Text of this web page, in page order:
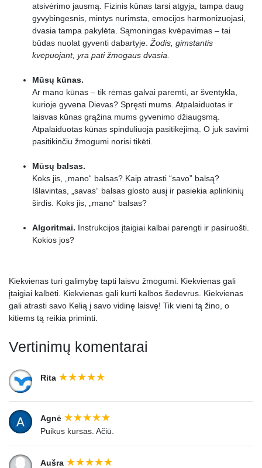
atsivėrimo jausmą. Fizinis kūnas tarsi atgyja, tampa daug
gyvybingesnis, mintys nurimsta, emocijos harmonizuojasi,
dvasia tampa pakylėta. Sąmoningas kvėpavimas – tai
būdas nuolat gyventi dabartyje. Žodis, gimstantis
kvėpuojant, yra pati žmogaus dvasia.
Mūsų kūnas.
Ar mano kūnas – tik rėmas galvai paremti, ar šventykla,
kurioje gyvena Dievas? Spręsti mums. Atpalaiduotas ir
laisvas kūnas grąžina mums gyvenimo džiaugsmą.
Atpalaiduotas kūnas spinduliuoja pasitikėjimą. O juk savimi
pasitikinčiu žmogumi norisi tikėti.
Mūsų balsas.
Koks jis, „mano“ balsas? Kaip atrasti “savo” balsą?
Išlavintas, „savas“ balsas glosto ausį ir pasiekia aplinkinių
širdis. Koks jis, „mano“ balsas?
Algoritmai. Instrukcijos įtaigiai kalbai parengti ir pasiruošti.
Kokios jos?
Kiekvienas turi galimybę tapti laisvu žmogumi. Kiekvienas gali
įtaigiai kalbėti. Kiekvienas gali kurti kalbos šedevrus. Kiekvienas
gali atrasti savo Kelią į savo vidinę laisvę! Tik vieni tą žino, o
kitiems tą reikia priminti.
Vertinimų komentarai
Rita
Agnė
Puikus kursas. Ačiū.
Aušra